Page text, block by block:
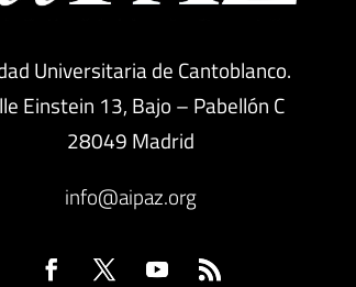
Universitaria de Cantoblanco.
Einstein 13, Bajo – Pabellón C
28049 Madrid
info@aipaz.org